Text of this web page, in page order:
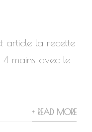
article la recette
mains avec le
+ READ MORE